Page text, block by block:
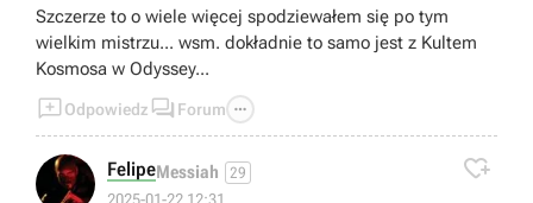
Szczerze to o wiele więcej spodziewałem się po tym
wielkim mistrzu... wsm. dokładnie to samo jest z Kultem
Kosmosa w Odyssey...
Odpowiedz  Forum 
FelipeMessiah 29 